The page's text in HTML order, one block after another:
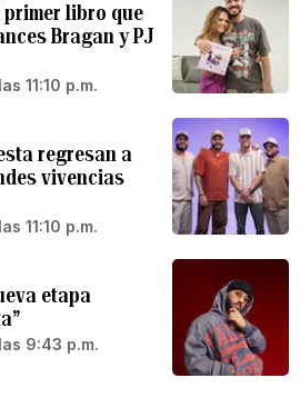
libro que
Bragan y PJ
11:10 p.m.
regresan a
vivencias
11:10 p.m.
etapa
9:43 p.m.